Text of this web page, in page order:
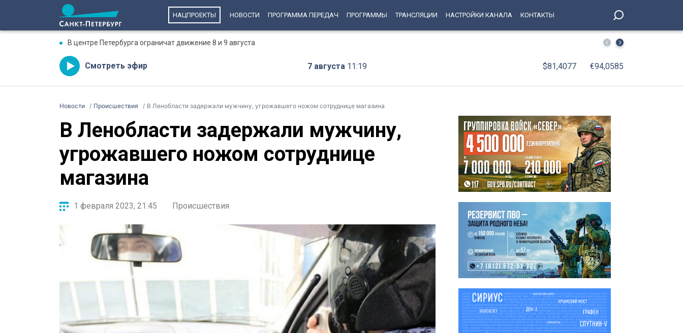
НАЦПРОЕКТЫ НОВОСТИ ПРОГРАММА ПЕРЕДАЧ ПРОГРАММЫ ТРАНСЛЯЦИИ НАСТРОЙКИ КАНАЛА КОНТАКТЫ
В центре Петербурга ограничат движение 8 и 9 августа Онлайн-сурдопереводчики впервые будут работать на
Смотреть эфир 7 августа 11:19 $81,4077 €94,0585
Новости Происшествия В Ленобласти задержали мужчину, угрожавшего ножом сотруднице магазина
В Ленобласти задержали мужчину,
угрожавшего ножом сотруднице
магазина
1 февраля 2023, 21:45 Происшествия